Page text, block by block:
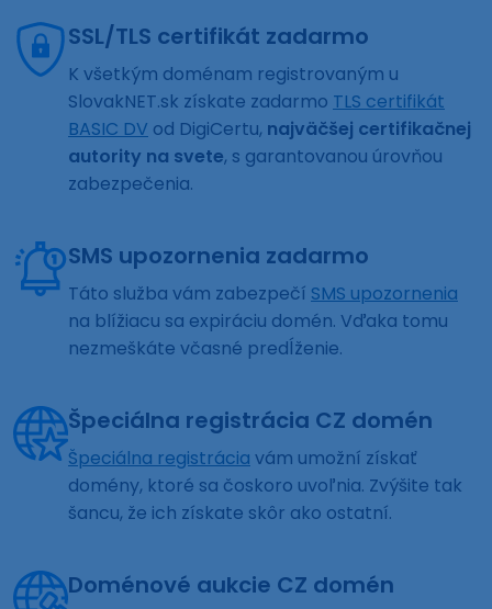
SSL/TLS certifikát zadarmo
K všetkým doménam registrovaným u
SlovakNET.sk získate zadarmo TLS certifikát
BASIC DV od DigiCertu, najväčšej certifikačnej
autority na svete, s garantovanou úrovňou
zabezpečenia.
SMS upozornenia zadarmo
Táto služba vám zabezpečí SMS upozornenia
na blížiacu sa expiráciu domén. Vďaka tomu
nezmeškáte včasné predĺženie.
Špeciálna registrácia CZ domén
Špeciálna registrácia vám umožní získať
domény, ktoré sa čoskoro uvoľnia. Zvýšite tak
šancu, že ich získate skôr ako ostatní.
Doménové aukcie CZ domén